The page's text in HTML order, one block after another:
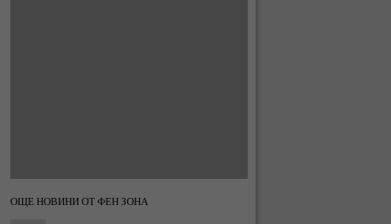
ОЩЕ НОВИНИ ОТ ФЕН ЗОНА